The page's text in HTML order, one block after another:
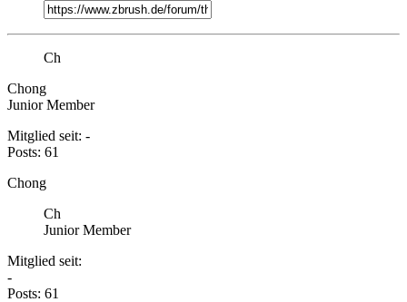
Ch
Chong
Junior Member
Mitglied seit: -
Posts: 61
Chong
Ch
Junior Member
Mitglied seit:
-
Posts: 61